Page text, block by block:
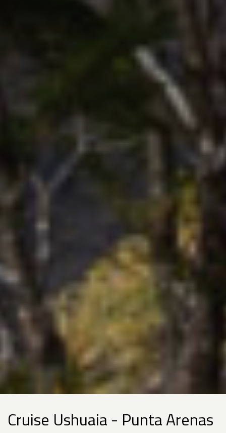
Cruise Ushuaia - Punta Arenas